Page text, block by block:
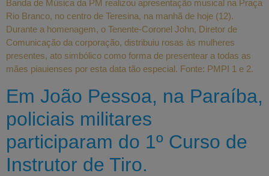
Banda de Música da PM realizou apresentação musical na Praça
Rio Branco, no centro de Teresina, na manhã de hoje (12).
Durante a homenagem, o Tenente-Coronel John, Diretor de
Comunicação da corporação, distribuiu rosas às mulheres
presentes, ato simbólico como forma de presentear a todas as
mães piauienses por esta data tão especial. Fonte: PMPI 1 e 2.
Em João Pessoa, na Paraíba,
policiais militares
participaram do 1º Curso de
Instrutor de Tiro.